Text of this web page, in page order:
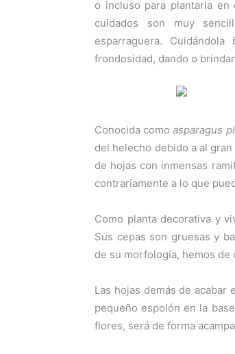
o incluso para plantarla
cuidados son muy
esparraguera.
frondosidad, dando o
Conocida comoasparagus
del helecho debido a al
de hojas con inmensas
contrariamente a lo que
Como planta decorativa y
Sus cepas son gruesas y
de su morfología, hemos de
Las hojas demás de acabar
pequeño espolón en la
flores, será de forma